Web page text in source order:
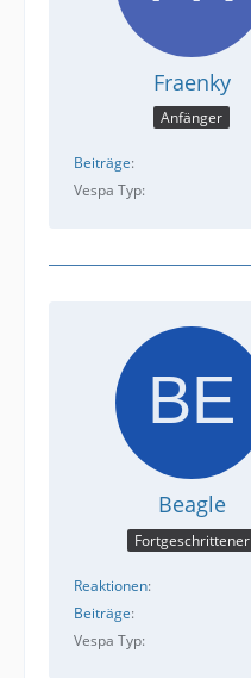
Fraenky
Anfänger
Beiträge
Vespa Typ
Beagle
Fortgeschrittener
Reaktionen
Beiträge
Vespa Typ